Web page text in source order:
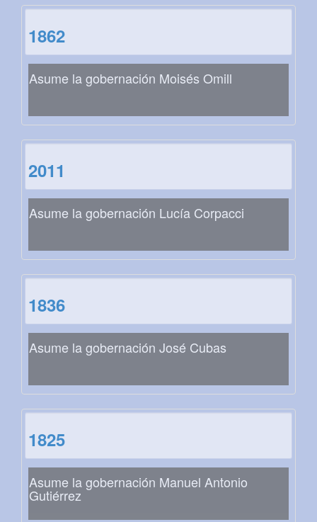
1862
Asume la gobernación Moisés Omill
2011
Asume la gobernación Lucía Corpacci
1836
Asume la gobernación José Cubas
1825
Asume la gobernación Manuel Antonio
Gutiérrez